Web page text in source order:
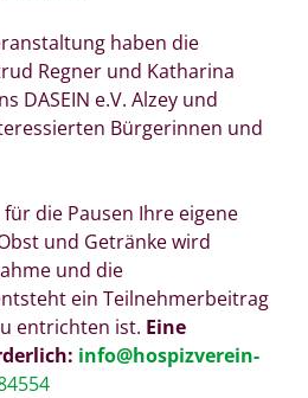
haben die
Regner und Katharina
DASEIN e.V. Alzey und
Bürgerinnen und
die Pausen Ihre eigene
und Getränke wird
und die
ein Teilnehmerbeitrag
entrichten ist. Eine
info@hospizverein-